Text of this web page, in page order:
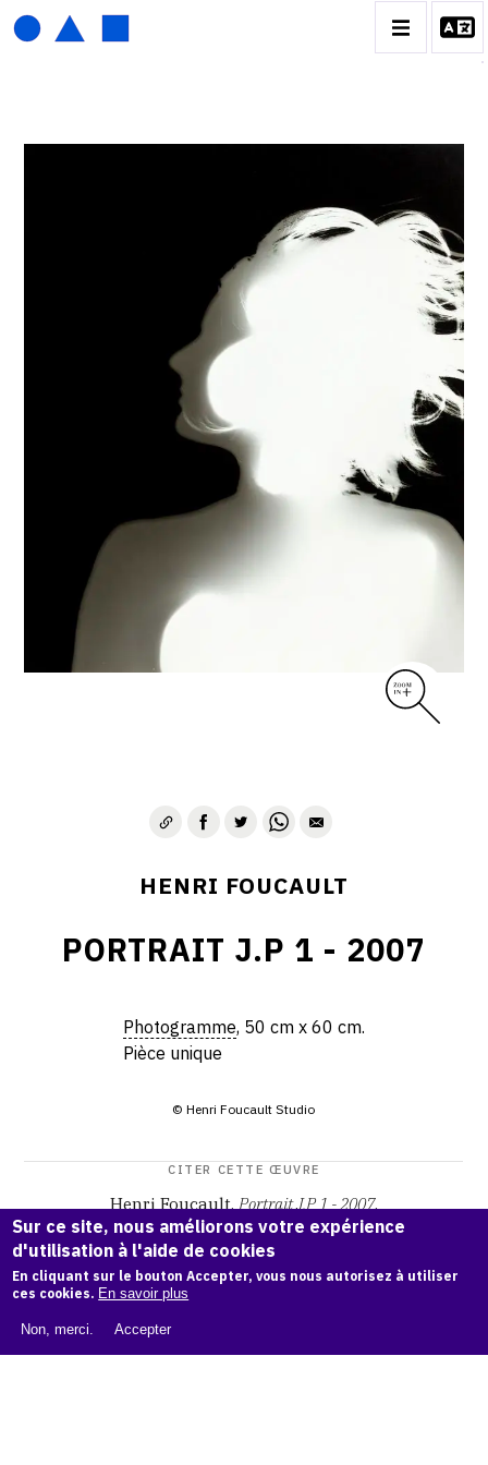
BIOGRAPHIE
CATALOGUE DES OEUVRES
01_SCULPTURE
02_PHOTOGRAPHIQUE
03_COLLAGES
04_DESSINS
05_MONOTYPE
06_ARCHIVES
CONTACT
HENRI FOUCAULT
PORTRAIT J.P 1 - 2007
Photogramme, 50 cm x 60 cm.
Pièce unique
© Henri Foucault Studio
CITER CETTE ŒUVRE
Henri Foucault, Portrait J.P 1 - 2007.
Catalogue raisonné Henri Foucault, OAM.ark:38997/o1px
dc
COPIER LA CITATION
Sur ce site, nous améliorons votre expérience
d'utilisation à l'aide de cookies
En cliquant sur le bouton Accepter, vous nous autorisez à utiliser
ces cookies. En savoir plus
Non, merci. Accepter